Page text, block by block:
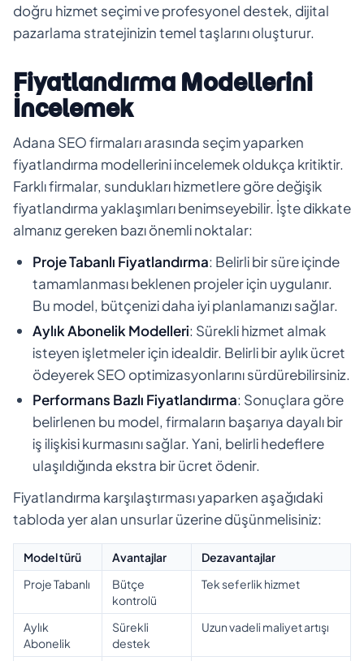
doğru hizmet seçimi ve profesyonel destek, dijital
pazarlama stratejinizin temel taşlarını oluşturur.
Fiyatlandırma Modellerini
İncelemek
Adana SEO firmaları arasında seçim yaparken
fiyatlandırma modellerini incelemek oldukça kritiktir.
Farklı firmalar, sundukları hizmetlere göre değişik
fiyatlandırma yaklaşımları benimseyebilir. İşte dikkate
almanız gereken bazı önemli noktalar:
Proje Tabanlı Fiyatlandırma: Belirli bir süre içinde
tamamlanması beklenen projeler için uygulanır.
Bu model, bütçenizi daha iyi planlamanızı sağlar.
Aylık Abonelik Modelleri: Sürekli hizmet almak
isteyen işletmeler için idealdir. Belirli bir aylık ücret
ödeyerek SEO optimizasyonlarını sürdürebilirsiniz.
Performans Bazlı Fiyatlandırma: Sonuçlara göre
belirlenen bu model, firmaların başarıya dayalı bir
iş ilişkisi kurmasını sağlar. Yani, belirli hedeflere
ulaşıldığında ekstra bir ücret ödenir.
Fiyatlandırma karşılaştırması yaparken aşağıdaki
tabloda yer alan unsurlar üzerine düşünmelisiniz:
Model türü Avantajlar
Dezavantajlar
Proje Tabanlı
Bütçe
kontrolü
Tek seferlik hizmet
Aylık
Abonelik
Sürekli
destek
Uzun vadeli maliyet artışı